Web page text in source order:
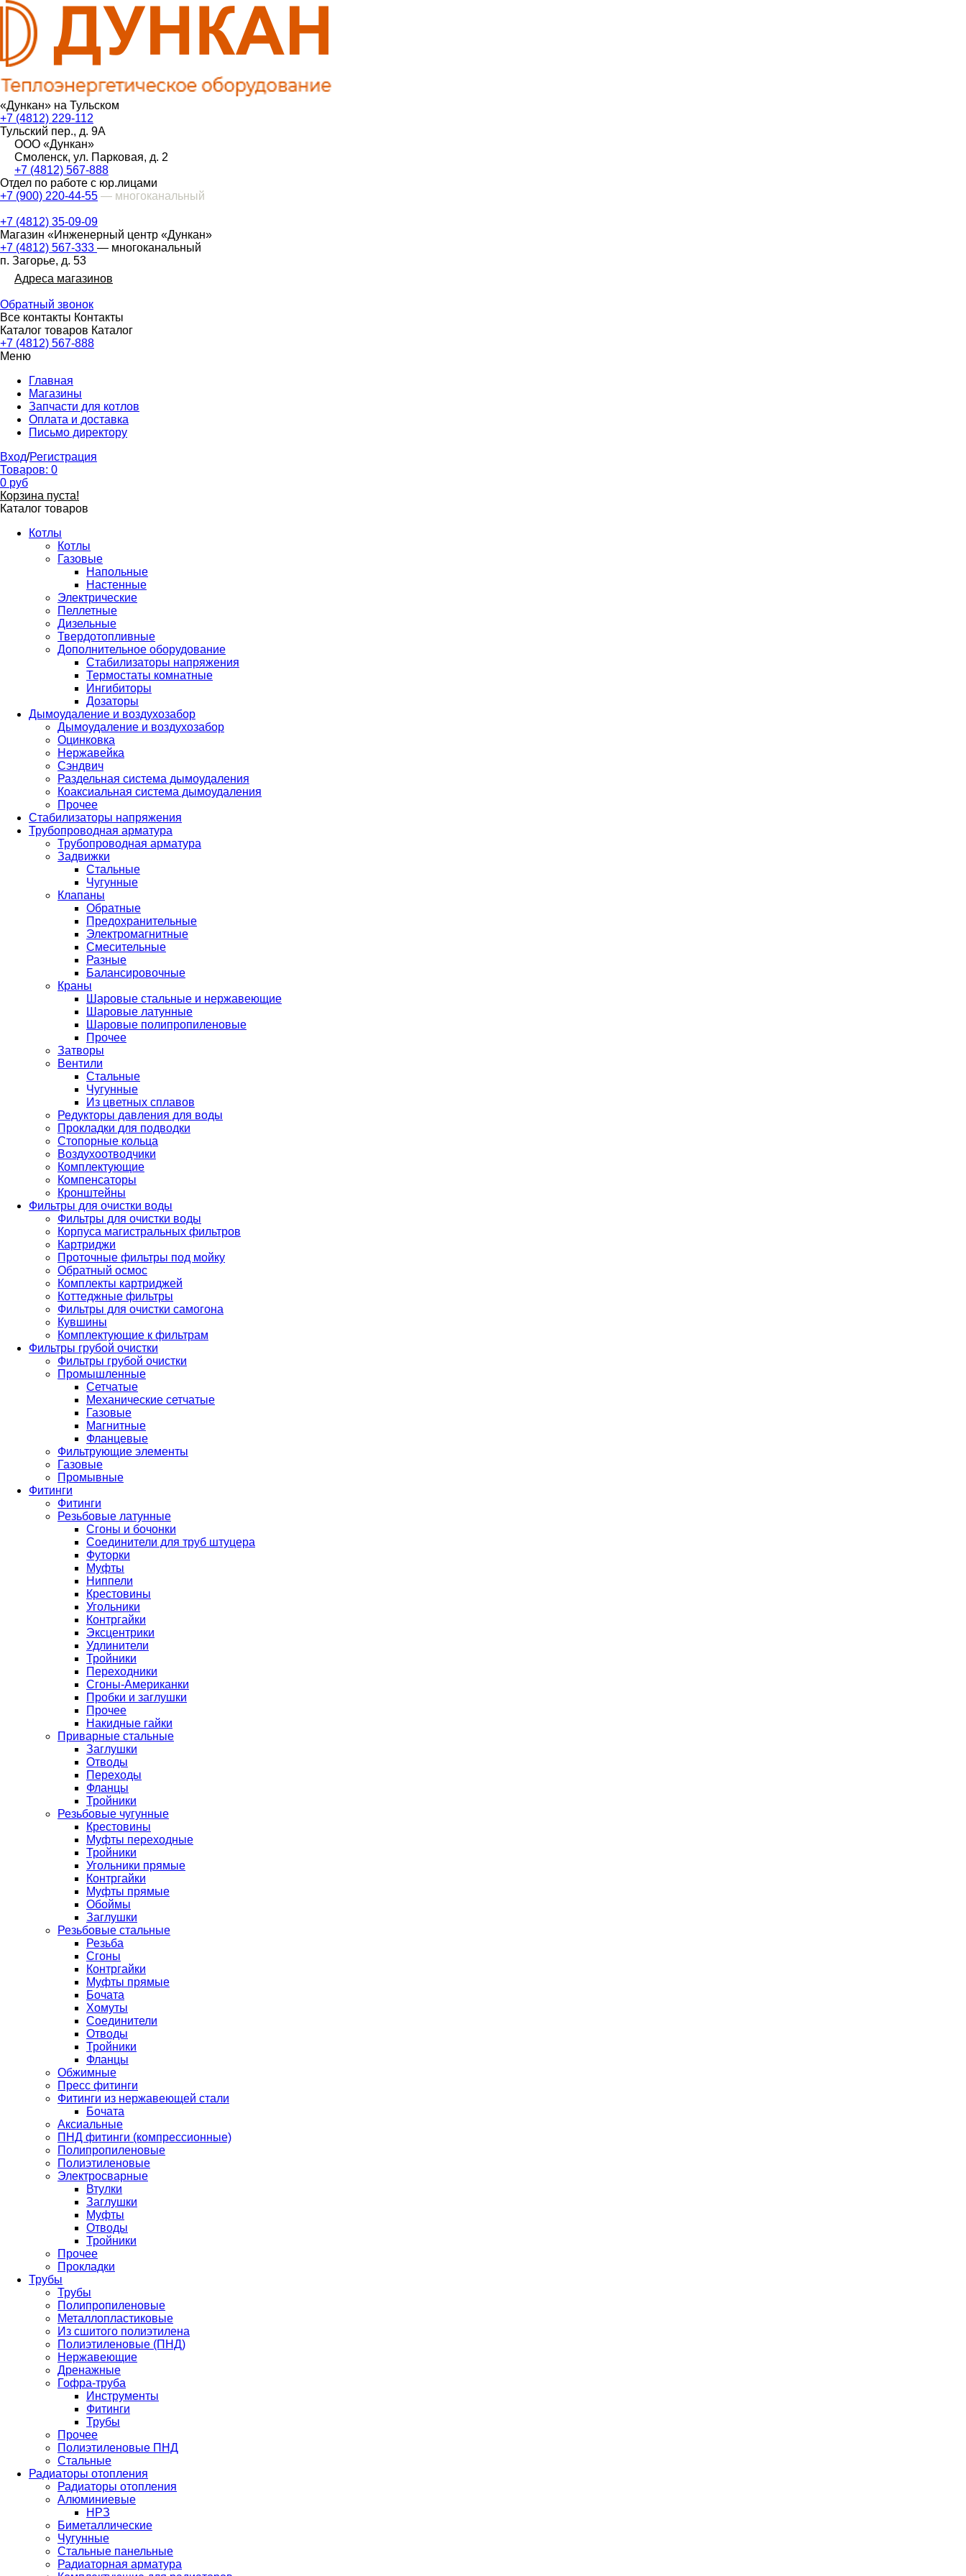
«Дункан» на Тульском
+7 (4812) 229-112
Тульский пер., д. 9А
ООО «Дункан»
Смоленск, ул. Парковая, д. 2
+7 (4812) 567-888
Отдел по работе с юр.лицами
+7 (900) 220-44-55 — многоканальный
+7 (4812) 35-09-09
Магазин «Инженерный центр «Дункан»
+7 (4812) 567-333 — многоканальный
п. Загорье, д. 53
Адреса магазинов
Обратный звонок
Все контакты Контакты
Каталог товаров Каталог
+7 (4812) 567-888
Меню
Главная
Магазины
Запчасти для котлов
Оплата и доставка
Письмо директору
Вход/Регистрация
Товаров: 0
0 руб
Корзина пуста!
Каталог товаров
Котлы
Котлы
Газовые
Напольные
Настенные
Электрические
Пеллетные
Дизельные
Твердотопливные
Дополнительное оборудование
Стабилизаторы напряжения
Термостаты комнатные
Ингибиторы
Дозаторы
Дымоудаление и воздухозабор
Дымоудаление и воздухозабор
Оцинковка
Нержавейка
Сэндвич
Раздельная система дымоудаления
Коаксиальная система дымоудаления
Прочее
Стабилизаторы напряжения
Трубопроводная арматура
Трубопроводная арматура
Задвижки
Стальные
Чугунные
Клапаны
Обратные
Предохранительные
Электромагнитные
Смесительные
Разные
Балансировочные
Краны
Шаровые стальные и нержавеющие
Шаровые латунные
Шаровые полипропиленовые
Прочее
Затворы
Вентили
Стальные
Чугунные
Из цветных сплавов
Редукторы давления для воды
Прокладки для подводки
Стопорные кольца
Воздухоотводчики
Комплектующие
Компенсаторы
Кронштейны
Фильтры для очистки воды
Фильтры для очистки воды
Корпуса магистральных фильтров
Картриджи
Проточные фильтры под мойку
Обратный осмос
Комплекты картриджей
Коттеджные фильтры
Фильтры для очистки самогона
Кувшины
Комплектующие к фильтрам
Фильтры грубой очистки
Фильтры грубой очистки
Промышленные
Сетчатые
Механические сетчатые
Газовые
Магнитные
Фланцевые
Фильтрующие элементы
Газовые
Промывные
Фитинги
Фитинги
Резьбовые латунные
Сгоны и бочонки
Соединители для труб штуцера
Футорки
Муфты
Ниппели
Крестовины
Угольники
Контргайки
Эксцентрики
Удлинители
Тройники
Переходники
Сгоны-Американки
Пробки и заглушки
Прочее
Накидные гайки
Приварные стальные
Заглушки
Отводы
Переходы
Фланцы
Тройники
Резьбовые чугунные
Крестовины
Муфты переходные
Тройники
Угольники прямые
Контргайки
Муфты прямые
Обоймы
Заглушки
Резьбовые стальные
Резьба
Сгоны
Контргайки
Муфты прямые
Бочата
Хомуты
Соединители
Отводы
Тройники
Фланцы
Обжимные
Пресс фитинги
Фитинги из нержавеющей стали
Бочата
Аксиальные
ПНД фитинги (компрессионные)
Полипропиленовые
Полиэтиленовые
Электросварные
Втулки
Заглушки
Муфты
Отводы
Тройники
Прочее
Прокладки
Трубы
Трубы
Полипропиленовые
Металлопластиковые
Из сшитого полиэтилена
Полиэтиленовые (ПНД)
Нержавеющие
Дренажные
Гофра-труба
Инструменты
Фитинги
Трубы
Прочее
Полиэтиленовые ПНД
Стальные
Радиаторы отопления
Радиаторы отопления
Алюминиевые
НРЗ
Биметаллические
Чугунные
Стальные панельные
Радиаторная арматура